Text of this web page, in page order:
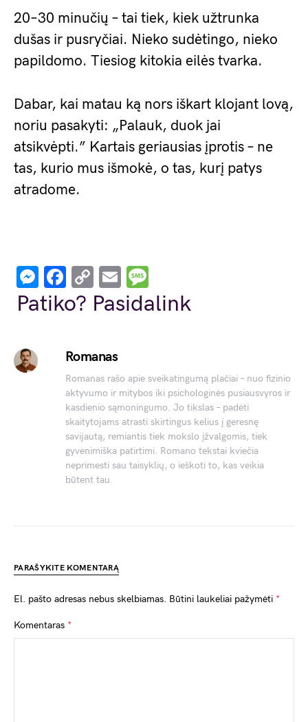
20–30 minučių – tai tiek, kiek užtrunka
dušas ir pusryčiai. Nieko sudėtingo, nieko
papildomo. Tiesiog kitokia eilės tvarka.
Dabar, kai matau ką nors iškart klojant lovą,
noriu pasakyti: „Palauk, duok jai
atsikvėpti.” Kartais geriausias įprotis – ne
tas, kurio mus išmokė, o tas, kurį patys
atradome.
Messenger
Facebook
Copy
Link
Email
Patiko? Pasidalink
Romanas
Romanas rašo apie sveikatingumą plačiai – nuo fizinio
aktyvumo ir mitybos iki psichologinės pusiausvyros ir
kasdienio sąmoningumo. Jo tikslas – padėti
skaitytojams atrasti skirtingus kelius į geresnę
savijautą, remiantis tiek mokslo įžvalgomis, tiek
gyvenimiška patirtimi. Romano tekstai kviečia
neprimesti sau taisyklių, o ieškoti to, kas veikia
būtent tau.
PARAŠYKITE KOMENTARĄ
El. pašto adresas nebus skelbiamas. Būtini laukeliai pažymėti *
Komentaras *